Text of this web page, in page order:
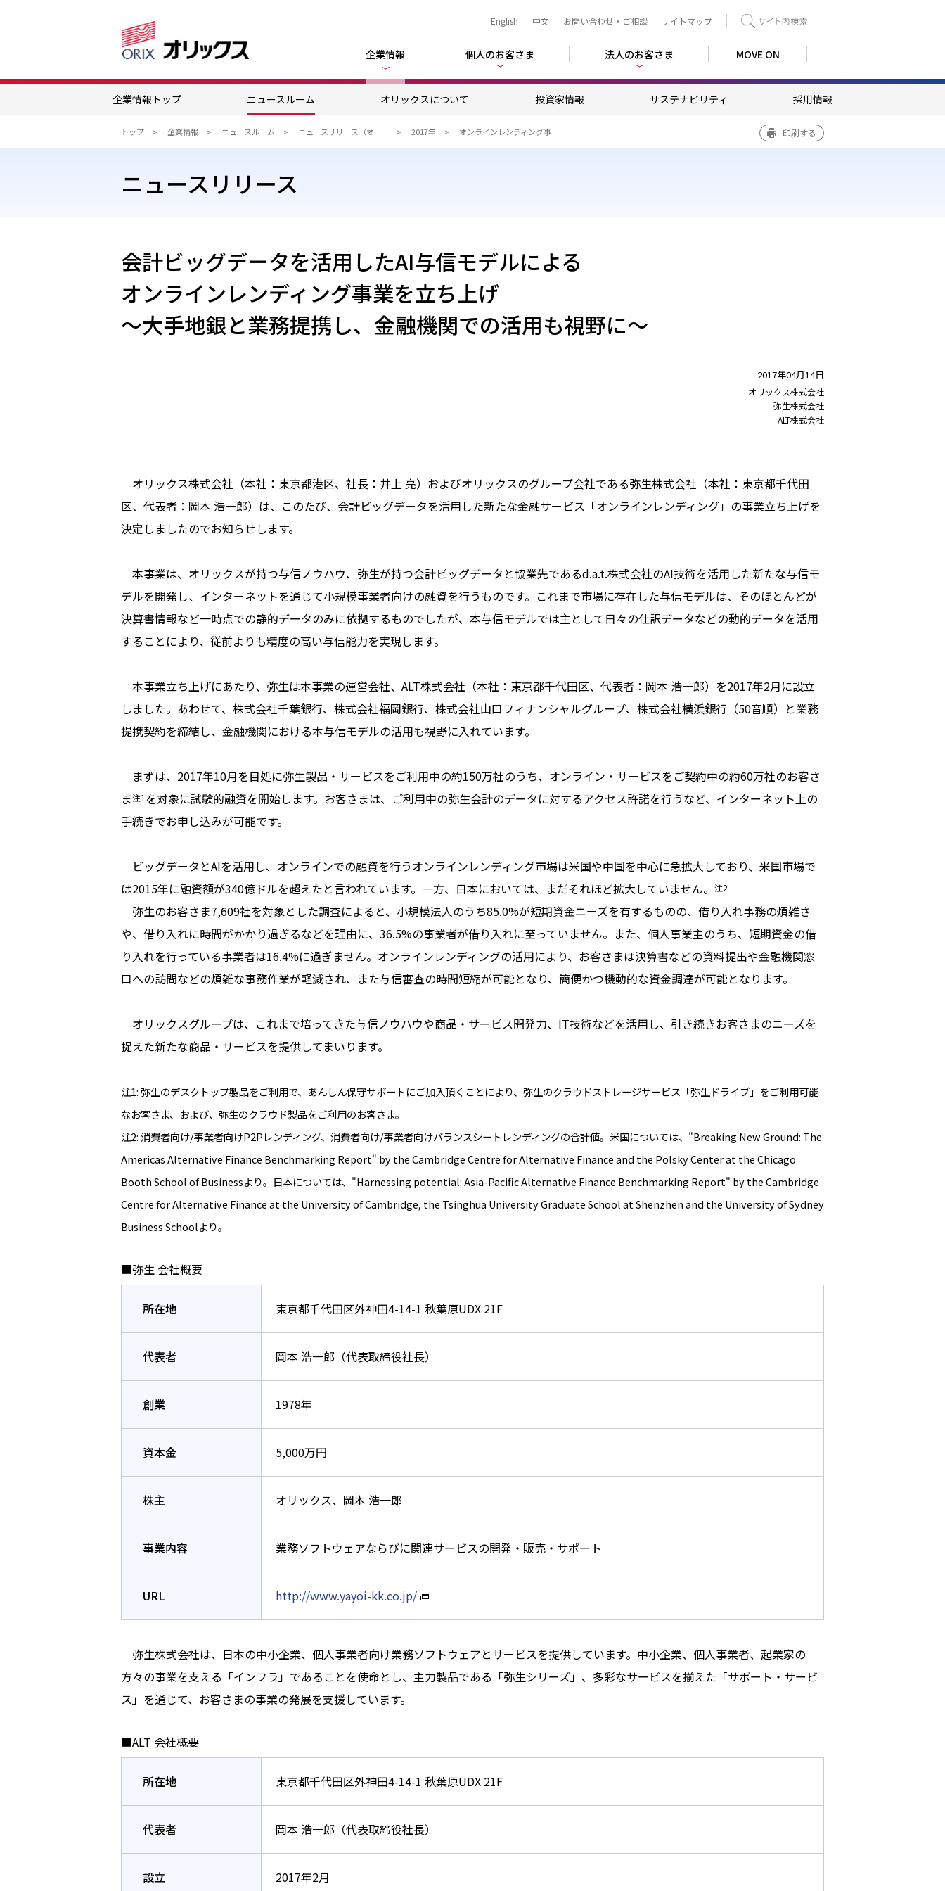
English 中文 お問い合わせ・ご相談 サイトマップ
企業情報 個人のお客さま 法人のお客さま MOVE ON
企業情報トップ ニュースルーム オリックスについて 投資家情報 サステナビリティ 採用情報
トップ 企業情報 ニュースルーム ニュースリリース（オリックス） 2017年 オンラインレンディング事業を立ち上げ 印刷する
ニュースリリース
会計ビッグデータを活用したAI与信モデルによる
オンラインレンディング事業を立ち上げ
～大手地銀と業務提携し、金融機関での活用も視野に～
2017年04月14日
オリックス株式会社
弥生株式会社
ALT株式会社
オリックス株式会社（本社：東京都港区、社長：井上 亮）およびオリックスのグループ会社である弥生株式会社（本社：東京都千代田
区、代表者：岡本 浩一郎）は、このたび、会計ビッグデータを活用した新たな金融サービス「オンラインレンディング」の事業立ち上げを
決定しましたのでお知らせします。
本事業は、オリックスが持つ与信ノウハウ、弥生が持つ会計ビッグデータと協業先であるd.a.t.株式会社のAI技術を活用した新たな与信モ
デルを開発し、インターネットを通じて小規模事業者向けの融資を行うものです。これまで市場に存在した与信モデルは、そのほとんどが
決算書情報など一時点での静的データのみに依拠するものでしたが、本与信モデルでは主として日々の仕訳データなどの動的データを活用
することにより、従前よりも精度の高い与信能力を実現します。
本事業立ち上げにあたり、弥生は本事業の運営会社、ALT株式会社（本社：東京都千代田区、代表者：岡本 浩一郎）を2017年2月に設立
しました。あわせて、株式会社千葉銀行、株式会社福岡銀行、株式会社山口フィナンシャルグループ、株式会社横浜銀行（50音順）と業務
提携契約を締結し、金融機関における本与信モデルの活用も視野に入れています。
まずは、2017年10月を目処に弥生製品・サービスをご利用中の約150万社のうち、オンライン・サービスをご契約中の約60万社のお客さ
ま注1 を対象に試験的融資を開始します。お客さまは、ご利用中の弥生会計のデータに対するアクセス許諾を行うなど、インターネット上の
手続きでお申し込みが可能です。
ビッグデータとAIを活用し、オンラインでの融資を行うオンラインレンディング市場は米国や中国を中心に急拡大しており、米国市場で
は2015年に融資額が340億ドルを超えたと言われています。一方、日本においては、まだそれほど拡大していません。 注2
弥生のお客さま7,609社を対象とした調査によると、小規模法人のうち85.0%が短期資金ニーズを有するものの、借り入れ事務の煩雑さ
や、借り入れに時間がかかり過ぎるなどを理由に、36.5%の事業者が借り入れに至っていません。また、個人事業主のうち、短期資金の借
り入れを行っている事業者は16.4%に過ぎません。オンラインレンディングの活用により、お客さまは決算書などの資料提出や金融機関窓
口への訪問などの煩雑な事務作業が軽減され、また与信審査の時間短縮が可能となり、簡便かつ機動的な資金調達が可能となります。
オリックスグループは、これまで培ってきた与信ノウハウや商品・サービス開発力、IT技術などを活用し、引き続きお客さまのニーズを
捉えた新たな商品・サービスを提供してまいります。
注1: 弥生のデスクトップ製品をご利用で、あんしん保守サポートにご加入頂くことにより、弥生のクラウドストレージサービス「弥生ドライブ」をご利用可能
なお客さま、および、弥生のクラウド製品をご利用のお客さま。
注2: 消費者向け/事業者向けP2Pレンディング、消費者向け/事業者向けバランスシートレンディングの合計値。米国については、"Breaking New Ground: The
Americas Alternative Finance Benchmarking Report" by the Cambridge Centre for Alternative Finance and the Polsky Center at the Chicago
Booth School of Businessより。日本については、"Harnessing potential: Asia-Pacific Alternative Finance Benchmarking Report" by the Cambridge
Centre for Alternative Finance at the University of Cambridge, the Tsinghua University Graduate School at Shenzhen and the University of Sydney
Business Schoolより。
■弥生 会社概要
所在地 東京都千代田区外神田4-14-1 秋葉原UDX 21F
代表者 岡本 浩一郎（代表取締役社長）
創業 1978年
資本金 5,000万円
株主 オリックス、岡本 浩一郎
事業内容 業務ソフトウェアならびに関連サービスの開発・販売・サポート
URL http://www.yayoi-kk.co.jp/
弥生株式会社は、日本の中小企業、個人事業者向け業務ソフトウェアとサービスを提供しています。中小企業、個人事業者、起業家の
方々の事業を支える「インフラ」であることを使命とし、主力製品である「弥生シリーズ」、多彩なサービスを揃えた「サポート・サービ
ス」を通じて、お客さまの事業の発展を支援しています。
■ALT 会社概要
所在地 東京都千代田区外神田4-14-1 秋葉原UDX 21F
代表者 岡本 浩一郎（代表取締役社長）
設立 2017年2月